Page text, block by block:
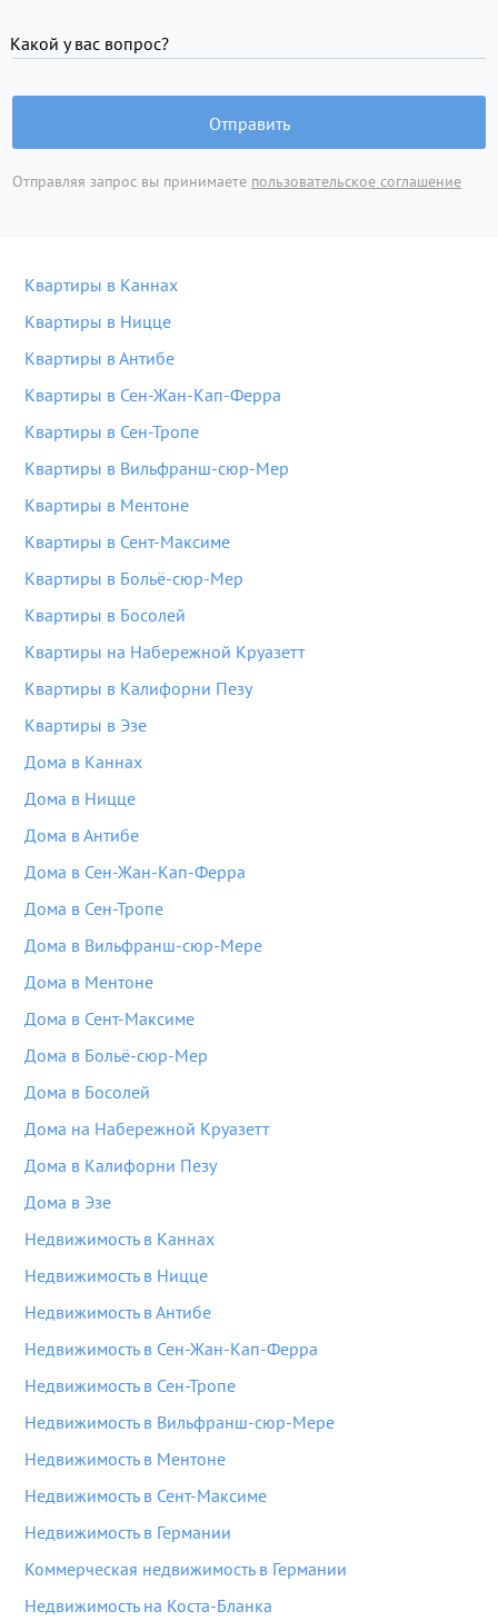
Какой у вас вопрос?
Отправить
Отправляя запрос вы принимаете пользовательское соглашение
Квартиры в Каннах
Квартиры в Ницце
Квартиры в Антибе
Квартиры в Сен-Жан-Кап-Ферра
Квартиры в Сен-Тропе
Квартиры в Вильфранш-сюр-Мер
Квартиры в Ментоне
Квартиры в Сент-Максиме
Квартиры в Больё-сюр-Мер
Квартиры в Босолей
Квартиры на Набережной Круазетт
Квартиры в Калифорни Пезу
Квартиры в Эзе
Дома в Каннах
Дома в Ницце
Дома в Антибе
Дома в Сен-Жан-Кап-Ферра
Дома в Сен-Тропе
Дома в Вильфранш-сюр-Мере
Дома в Ментоне
Дома в Сент-Максиме
Дома в Больё-сюр-Мер
Дома в Босолей
Дома на Набережной Круазетт
Дома в Калифорни Пезу
Дома в Эзе
Недвижимость в Каннах
Недвижимость в Ницце
Недвижимость в Антибе
Недвижимость в Сен-Жан-Кап-Ферра
Недвижимость в Сен-Тропе
Недвижимость в Вильфранш-сюр-Мере
Недвижимость в Ментоне
Недвижимость в Сент-Максиме
Недвижимость в Германии
Коммерческая недвижимость в Германии
Недвижимость на Коста-Бланка